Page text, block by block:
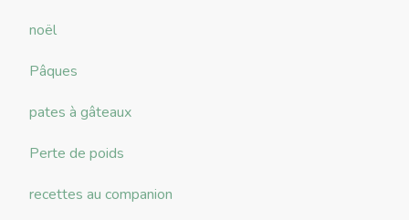
noël
Pâques
pates à gâteaux
Perte de poids
recettes au companion